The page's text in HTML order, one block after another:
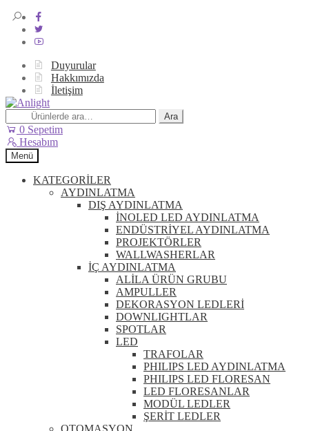
Duyurular
Hakkımızda
İletişim
Dolaşıma
İçeriğe
Ara
0 Sepetim
Hesabım
Menü
KATEGORİLER
AYDINLATMA
DIŞ AYDINLATMA
İNOLED LED AYDINLATMA
ENDÜSTRİYEL AYDINLATMA
PROJEKTÖRLER
WALLWASHERLAR
İÇ AYDINLATMA
ALİLA ÜRÜN GRUBU
AMPULLER
DEKORASYON LEDLERİ
DOWNLIGHTLAR
SPOTLAR
LED
TRAFOLAR
PHILIPS LED AYDINLATMA
PHILIPS LED FLORESAN
LED FLORESANLAR
MODÜL LEDLER
ŞERİT LEDLER
OTOMASYON